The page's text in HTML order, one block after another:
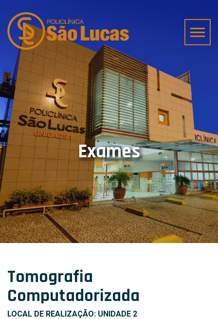
Exames
Tomografia
Computadorizada
LOCAL DE REALIZAÇÃO: UNIDADE 2